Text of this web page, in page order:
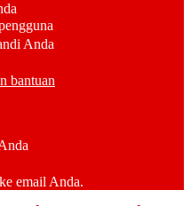
Anda
bantuan
email Anda.